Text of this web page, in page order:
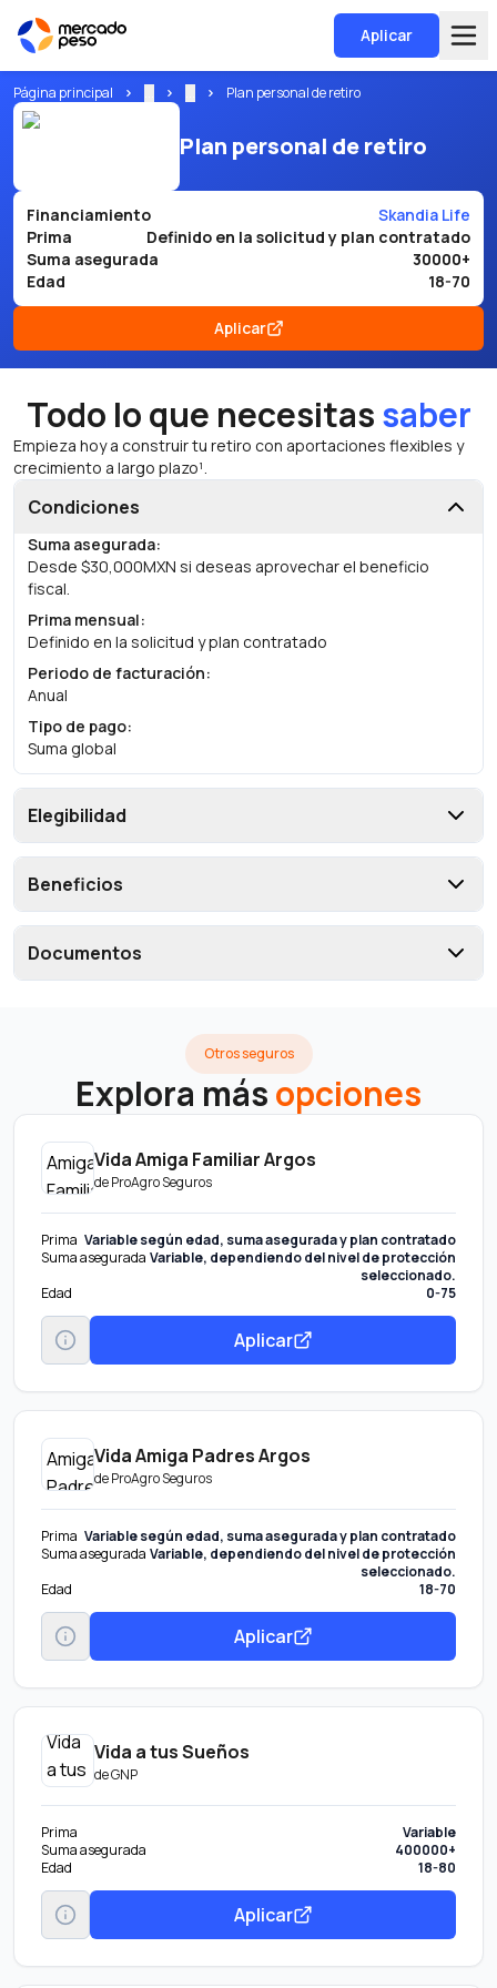
Aplicar
Página principal Plan personal de retiro
Plan personal de retiro
Financiamiento
Skandia Life
Prima
Definido en la solicitud y plan contratado
Suma asegurada
30000+
Edad
18-70
Aplicar
Todo lo que necesitassaber
Empieza hoy a construir tu retiro con aportaciones flexibles y
crecimiento a largo plazo¹.
Condiciones
Suma asegurada:
Desde $30,000MXN si deseas aprovechar el beneficio
fiscal.
Prima mensual:
Definido en la solicitud y plan contratado
Periodo de facturación:
Anual
Tipo de pago:
Suma global
Elegibilidad
Beneficios
Documentos
Otros seguros
Explora másopciones
Vida Amiga Familiar Argos
deProAgro Seguros
Prima Variable según edad, suma asegurada y plan contratado
Suma asegurada Variable, dependiendo del nivel de protección
seleccionado.
Edad
0-75
Aplicar
Vida Amiga Padres Argos
deProAgro Seguros
Prima Variable según edad, suma asegurada y plan contratado
Suma asegurada Variable, dependiendo del nivel de protección
seleccionado.
Edad
18-70
Aplicar
Vida a tus Sueños
deGNP
Prima
Variable
Suma asegurada
400000+
Edad
18-80
Aplicar